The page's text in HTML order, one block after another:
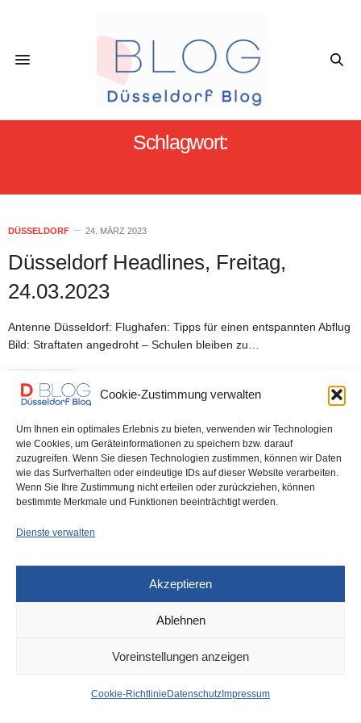
Cookie-Zustimmung verwalten
Um Ihnen ein optimales Erlebnis zu bieten, verwenden wir Technologien
wie Cookies, um Geräteinformationen zu speichern bzw. darauf
zuzugreifen. Wenn Sie diesen Technologien zustimmen, können wir Daten
wie das Surfverhalten oder eindeutige IDs auf dieser Website verarbeiten.
Wenn Sie Ihre Zustimmung nicht erteilen oder zurückziehen, können
bestimmte Merkmale und Funktionen beeinträchtigt werden.
Dienste verwalten
Akzeptieren
Ablehnen
Voreinstellungen anzeigen
Cookie-Richtlinie Datenschutz Impressum
Schlagwort:
DÜSSELDORF 24. MÄRZ 2023
Düsseldorf Headlines, Freitag,
24.03.2023
Antenne Düsseldorf: Flughafen: Tipps für einen entspannten Abflug
Bild: Straftaten angedroht – Schulen bleiben zu…
0 SHARES
IMPRESSUM DATENSCHUTZ COOKIE-RICHTLINIE (EU)